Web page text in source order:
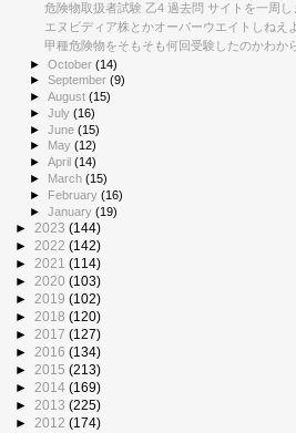
危険物取扱者試験 乙4 過去問 サイトを一周し
エヌビディア株とかオーバーウエイトしねえ
甲種危険物をそもそも何回受験したのかわか
►October(14)
►September(9)
►August(15)
►July(16)
►June(15)
►
May(12)
►April(14)
► March(15)
► February(16)
►January(19)
► 2023 (144)
► 2022 (142)
► 2021 (114)
► 2020 (103)
► 2019 (102)
► 2018 (120)
► 2017 (127)
► 2016 (134)
► 2015 (213)
► 2014 (169)
► 2013 (225)
► 2012 (174)